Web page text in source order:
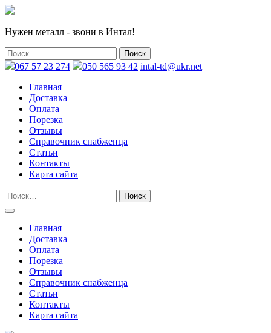
Нужен металл - звони в Интал!
067 57 23 274 050 565 93 42 intal-td@ukr.net
Главная
Доставка
Оплата
Порезка
Отзывы
Справочник снабженца
Статьи
Контакты
Карта сайта
Главная
Доставка
Оплата
Порезка
Отзывы
Справочник снабженца
Статьи
Контакты
Карта сайта